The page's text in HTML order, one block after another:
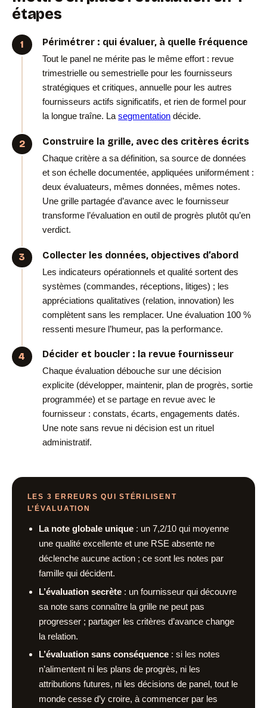
étapes
Périmétrer : qui évaluer, à quelle fréquence
Tout le panel ne mérite pas le même effort : revue
trimestrielle ou semestrielle pour les fournisseurs
stratégiques et critiques, annuelle pour les autres
fournisseurs actifs significatifs, et rien de formel pour
la longue traîne. Lasegmentation décide.
Construire la grille, avec des critères écrits
Chaque critère a sa définition, sa source de données
et son échelle documentée, appliquées uniformément :
deux évaluateurs, mêmes données, mêmes notes.
Une grille partagée d’avance avec le fournisseur
transforme l’évaluation en outil de progrès plutôt qu’en
verdict.
Collecter les données, objectives d’abord
Les indicateurs opérationnels et qualité sortent des
systèmes (commandes, réceptions, litiges) ; les
appréciations qualitatives (relation, innovation) les
complètent sans les remplacer. Une évaluation 100 %
ressenti mesure l’humeur, pas la performance.
Décider et boucler : la revue fournisseur
Chaque évaluation débouche sur une décision
explicite (développer, maintenir, plan de progrès, sortie
programmée) et se partage en revue avec le
fournisseur : constats, écarts, engagements datés.
Une note sans revue ni décision est un rituel
administratif.
LES 3 ERREURS QUI STÉRILISENT
L’ÉVALUATION
La note globale unique: un 7,2/10 qui moyenne
une qualité excellente et une RSE absente ne
déclenche aucune action ; ce sont les notes par
famille qui décident.
L’évaluation secrète: un fournisseur qui découvre
sa note sans connaître la grille ne peut pas
progresser ; partager les critères d’avance change
la relation.
L’évaluation sans conséquence: si les notes
n’alimentent ni les plans de progrès, ni les
attributions futures, ni les décisions de panel, tout le
monde cesse d’y croire, à commencer par les